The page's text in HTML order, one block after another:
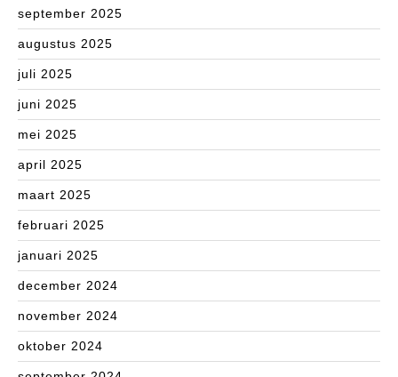
september 2025
augustus 2025
juli 2025
juni 2025
mei 2025
april 2025
maart 2025
februari 2025
januari 2025
december 2024
november 2024
oktober 2024